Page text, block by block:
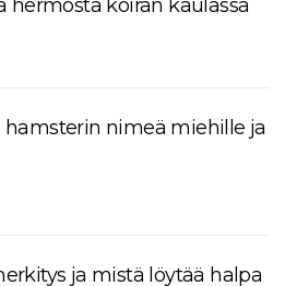
hermosta koiran kaulassa
hamsterin nimeä miehille ja
ja mistä löytää halpa